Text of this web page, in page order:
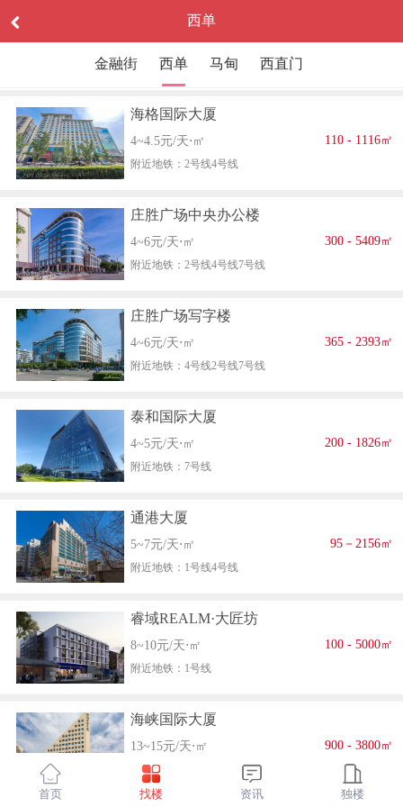
西单
金融街 西单 马甸 西直门
海格国际大厦
4~4.5元/天⋅㎡ 110 - 1116㎡
附近地铁：2号线4号线
庄胜广场中央办公楼
4~6元/天⋅㎡ 300 - 5409㎡
附近地铁：2号线4号线7号线
庄胜广场写字楼
4~6元/天⋅㎡ 365 - 2393㎡
附近地铁：4号线2号线7号线
泰和国际大厦
4~5元/天⋅㎡ 200 - 1826㎡
附近地铁：7号线
通港大厦
5~7元/天⋅㎡ 95－2156㎡
附近地铁：1号线4号线
睿域REALM·大匠坊
8~10元/天⋅㎡ 100 - 5000㎡
附近地铁：1号线
海峡国际大厦
13~15元/天⋅㎡ 900 - 3800㎡
附近地铁：1号线
首页 找楼 资讯 独楼